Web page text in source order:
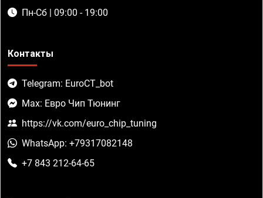
Пн-Сб | 09:00 - 19:00
Контакты
Telegram: EuroCT_bot
Max: Евро Чип Тюнинг
https://vk.com/euro_chip_tuning
WhatsApp: +79317082148
+7 843 212-64-65